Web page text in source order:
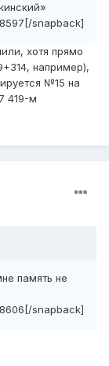
snapback]
хотя прямо
например),
№15 на
419-м
память не
snapback]